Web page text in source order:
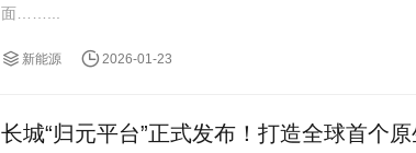
面……...
新能源 2026-01-23
长城“归元平台”正式发布！打造全球首个